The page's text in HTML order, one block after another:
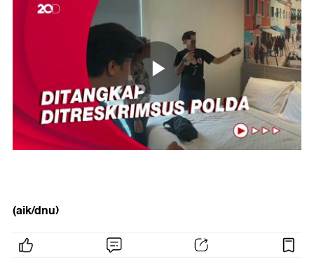
(aik/dnu)